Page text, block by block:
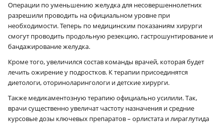
Операции по уменьшению желудка для несовершеннолетних
разрешили проводить на официальном уровне при
необходимости. Теперь по медицинским показаниям хирурги
смогут проводить продольную резекцию, гастрошунтирование и
бандажирование желудка.
Кроме того, увеличился состав команды врачей, которая будет
лечить ожирение у подростков. К терапии присоединятся
диетологи, оториноларингологи и детские хирурги.
Также медикаментозную терапию официально усилили. Так,
врачи существенно увеличат частоту назначения и средние
курсовые дозы ключевых препаратов – орлистата и лираглутида